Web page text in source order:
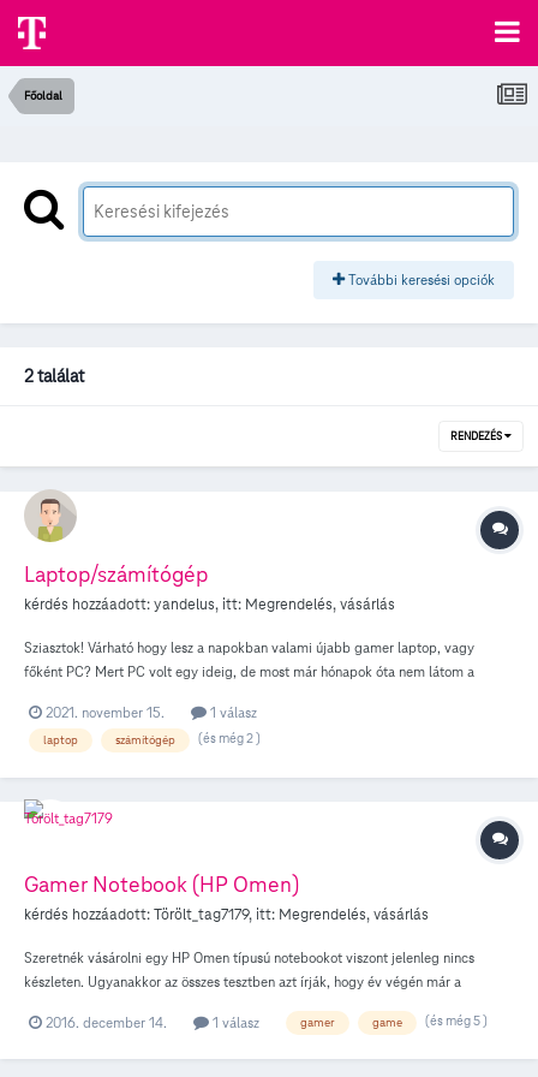
Főoldal
További keresési opciók
2 találat
RENDEZÉS
Laptop/számítógép
kérdés hozzáadott:yandelus, itt: Megrendelés, vásárlás
Sziasztok! Várható hogy lesz a napokban valami újabb gamer laptop, vagy
főként PC? Mert PC volt egy ideig, de most már hónapok óta nem látom a
2021. november 15.
1 válasz
laptop számítógép (és még 2 )
Gamer Notebook (HP Omen)
kérdés hozzáadott:Törölt_tag7179, itt: Megrendelés, vásárlás
Szeretnék vásárolni egy HP Omen típusú notebookot viszont jelenleg nincs
készleten. Ugyanakkor az összes tesztben azt írják, hogy év végén már a
elképzelhető hogy a közeljövőben a frissített 17 colos verziót is lehet majd
2016. december 14. 1 válasz gamer game (és még 5 )